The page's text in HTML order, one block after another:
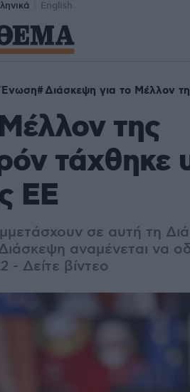
English
Ένωση Διάσκεψη για το Μέλλον
της
τάχθηκε
ΕΕ
σε αυτή τη
αναμένεται να
- Δείτε βίντεο